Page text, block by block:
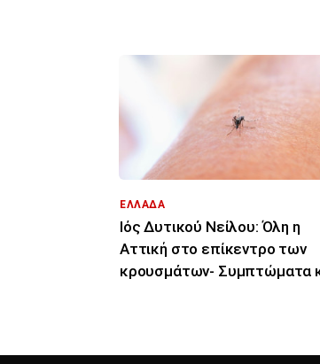
ΕΛΛΑΔΑ
Ιός Δυτικού Νείλου: Όλη η
Αττική στο επίκεντρο των
κρουσμάτων- Συμπτώματα